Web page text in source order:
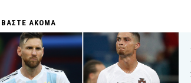
ΑΚΟΜΑ